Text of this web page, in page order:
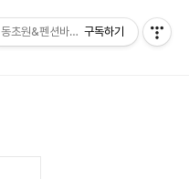
동초원&펜션바티&퀼트
구독하기